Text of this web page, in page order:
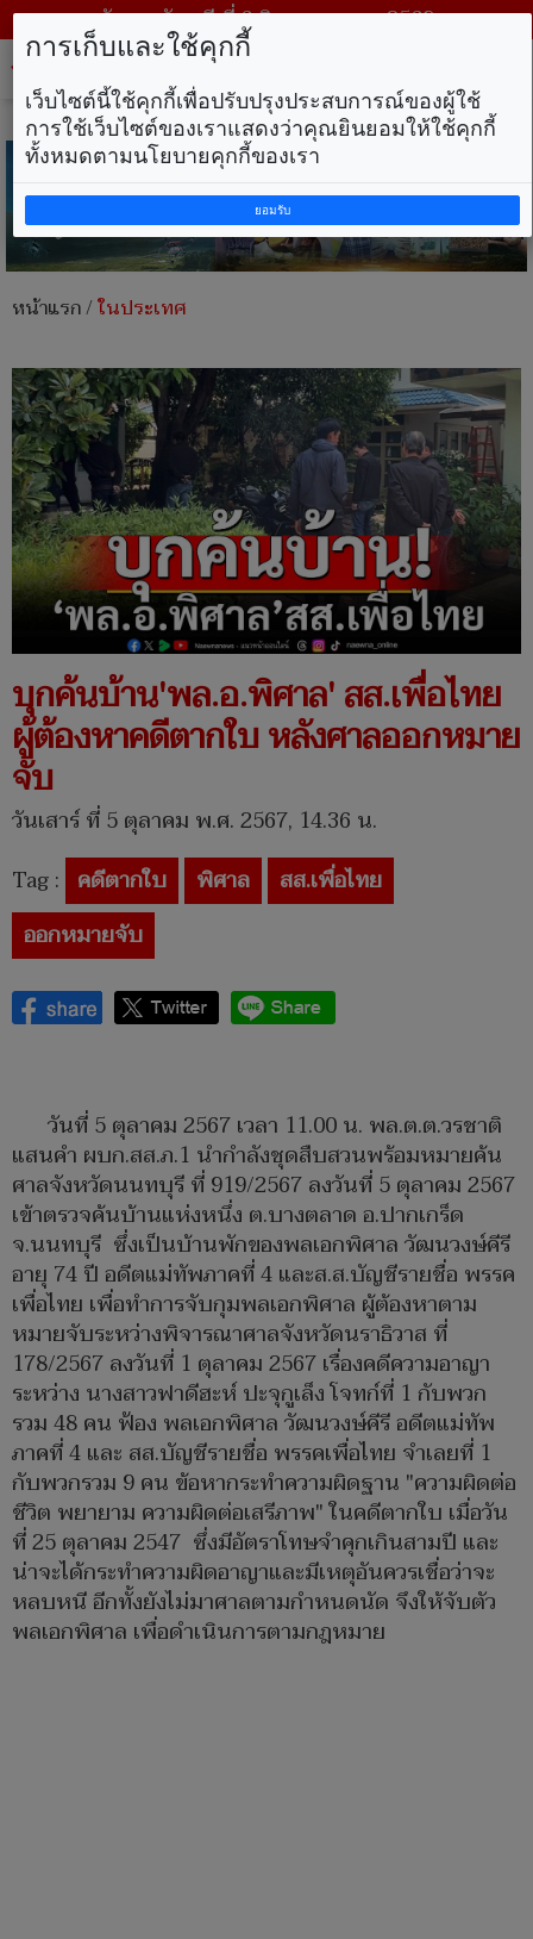
วันพฤหัสบดี ที่ 6 สิงหาคม พ.ศ. 2569
หน้าแรก/ในประเทศ
บุกค้นบ้าน'พล.อ.พิศาล' สส.เพื่อไทย
ผู้ต้องหาคดีตากใบ หลังศาลออกหมาย
จับ
วันเสาร์ ที่ 5 ตุลาคม พ.ศ. 2567, 14.36 น.
Tag : คดีตากใบ พิศาล
สส.เพื่อไทย
ออกหมายจับ
วันที่ 5 ตุลาคม 2567 เวลา 11.00 น. พล.ต.ต.วรชาติ
แสนคำ ผบก.สส.ภ.1 นำกำลังชุดสืบสวนพร้อมหมายค้น
ศาลจังหวัดนนทบุรี ที่ 919/2567 ลงวันที่ 5 ตุลาคม 2567
เข้าตรวจค้นบ้านแห่งหนึ่ง ต.บางตลาด อ.ปากเกร็ด
จ.นนทบุรี ซึ่งเป็นบ้านพักของพลเอกพิศาล วัฒนวงษ์คีรี
อายุ 74 ปี อดีตแม่ทัพภาคที่ 4 และส.ส.บัญชีรายชื่อ พรรค
เพื่อไทย เพื่อทำการจับกุมพลเอกพิศาล ผู้ต้องหาตาม
หมายจับระหว่างพิจารณาศาลจังหวัดนราธิวาส ที่
178/2567 ลงวันที่ 1 ตุลาคม 2567 เรื่องคดีความอาญา
ระหว่าง นางสาวฟาดีฮะห์ ปะจุกูเล็ง โจทก์ที่ 1 กับพวก
รวม 48 คน ฟ้อง พลเอกพิศาล วัฒนวงษ์คีรี อดีตแม่ทัพ
ภาคที่ 4 และ สส.บัญชีรายชื่อ พรรคเพื่อไทย จำเลยที่ 1
กับพวกรวม 9 คน ข้อหากระทำความผิดฐาน "ความผิดต่อ
ชีวิต พยายาม ความผิดต่อเสรีภาพ" ในคดีตากใบ เมื่อวัน
ที่ 25 ตุลาคม 2547 ซึ่งมีอัตราโทษจำคุกเกินสามปี และ
น่าจะได้กระทำความผิดอาญาและมีเหตุอันควรเชื่อว่าจะ
หลบหนี อีกทั้งยังไม่มาศาลตามกำหนดนัด จึงให้จับตัว
พลเอกพิศาล เพื่อดำเนินการตามกฎหมาย
การเก็บและใช้คุกกี้
เว็บไซต์นี้ใช้คุกกี้เพื่อปรับปรุงประสบการณ์ของผู้ใช้
การใช้เว็บไซต์ของเราแสดงว่าคุณยินยอมให้ใช้คุกกี้
ทั้งหมดตามนโยบายคุกกี้ของเรา
ยอมรับ